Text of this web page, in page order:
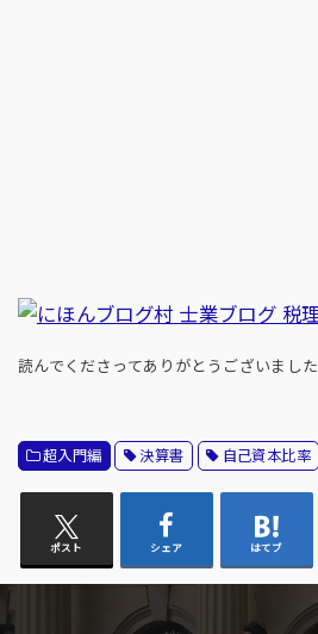
読んでくださってありがとうございました
超入門編 決算書 自己資本比率
ポスト シェア はてブ